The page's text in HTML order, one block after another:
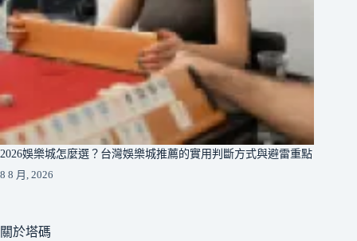
2026娛樂城怎麼選？台灣娛樂城推薦的實用判斷方式與避雷重點
8 8 月, 2026
關於塔碼